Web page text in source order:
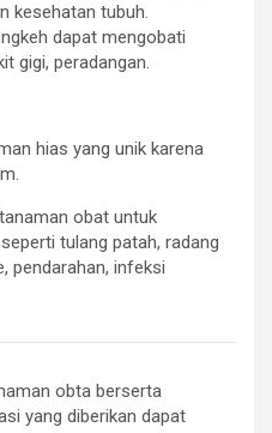
kesehatan tubuh.
dapat mengobati
gigi, peradangan.
hias yang unik karena
obat untuk
tulang patah, radang
pendarahan, infeksi
obta berserta
yang diberikan dapat